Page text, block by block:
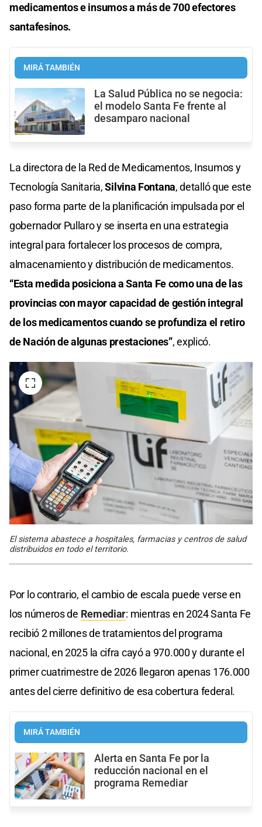
medicamentos e insumos a más de 700 efectores
santafesinos.
MIRÁ TAMBIÉN
La Salud Pública no se negocia:
el modelo Santa Fe frente al
desamparo nacional
La directora de la Red de Medicamentos, Insumos y
Tecnología Sanitaria,Silvina Fontana, detalló que este
paso forma parte de la planificación impulsada por el
gobernador Pullaro y se inserta en una estrategia
integral para fortalecer los procesos de compra,
almacenamiento y distribución de medicamentos.
“Esta medida posiciona a Santa Fe como una de las
provincias con mayor capacidad de gestión integral
de los medicamentos cuando se profundiza el retiro
de Nación de algunas prestaciones”, explicó.
El sistema abastece a hospitales, farmacias y centros de salud
distribuidos en todo el territorio.
Por lo contrario, el cambio de escala puede verse en
los números de Remediar: mientras en 2024 Santa Fe
recibió 2 millones de tratamientos del programa
nacional, en 2025 la cifra cayó a 970.000 y durante el
primer cuatrimestre de 2026 llegaron apenas 176.000
antes del cierre definitivo de esa cobertura federal.
MIRÁ TAMBIÉN
Alerta en Santa Fe por la
reducción nacional en el
programa Remediar